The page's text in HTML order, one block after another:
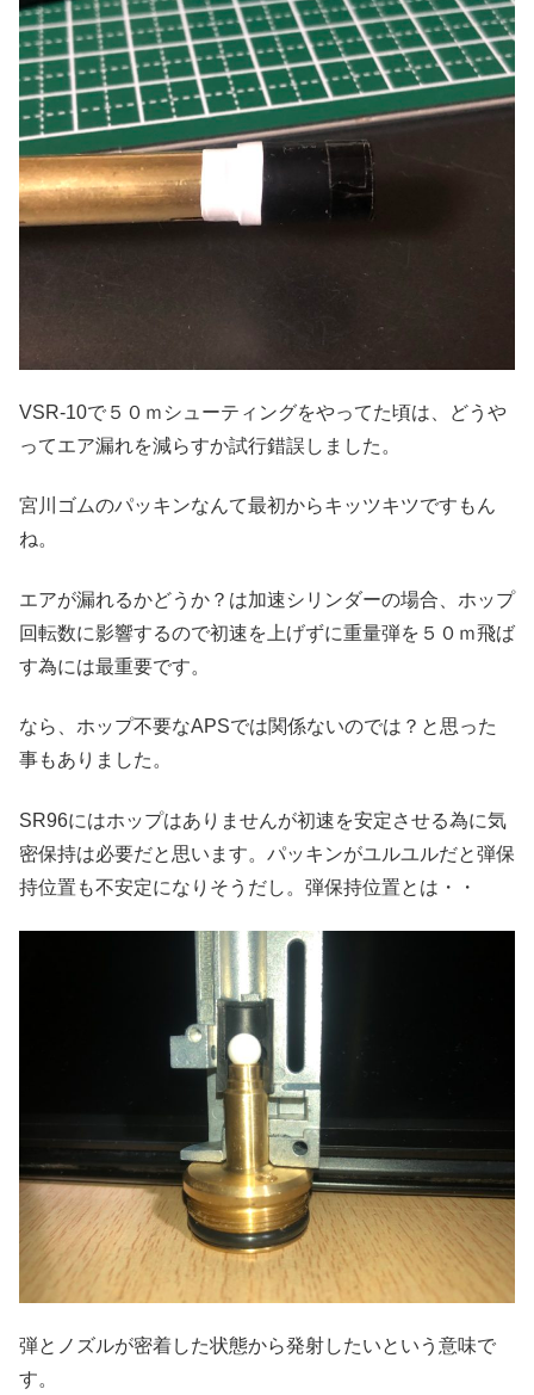
VSR-10で５０ｍシューティングをやってた頃は、どうや
ってエア漏れを減らすか試行錯誤しました。
宮川ゴムのパッキンなんて最初からキッツキツですもん
ね。
エアが漏れるかどうか？は加速シリンダーの場合、ホップ
回転数に影響するので初速を上げずに重量弾を５０ｍ飛ば
す為には最重要です。
なら、ホップ不要なAPSでは関係ないのでは？と思った
事もありました。
SR96にはホップはありませんが初速を安定させる為に気
密保持は必要だと思います。パッキンがユルユルだと弾保
持位置も不安定になりそうだし。弾保持位置とは・・
弾とノズルが密着した状態から発射したいという意味で
す。